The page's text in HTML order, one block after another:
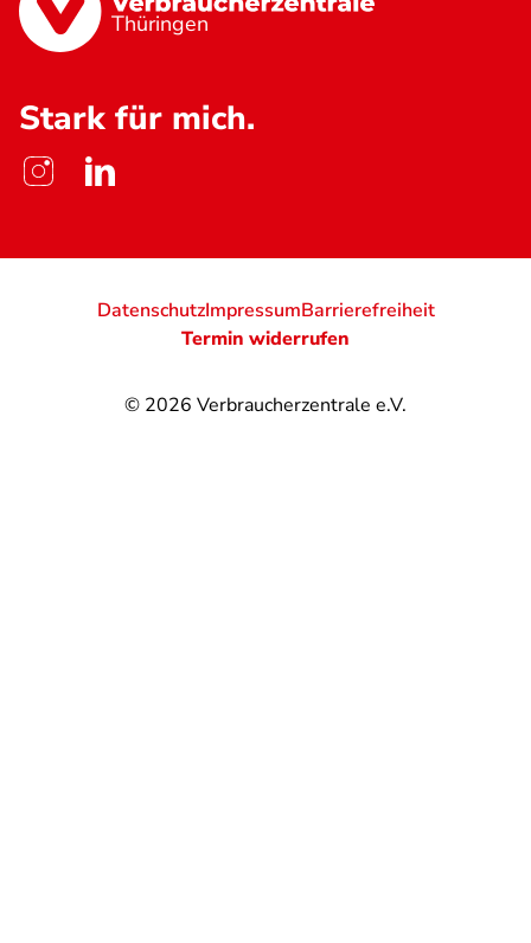
Thüringen
Stark für mich.
© 2026 Verbraucherzentrale e.V.
DatenschutzImpressumBarrierefreiheit
Termin widerrufen